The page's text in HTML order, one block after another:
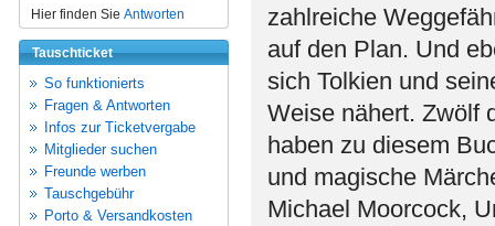
Hier finden Sie Antworten
Tauschticket
So funktionierts
Fragen & Antworten
Infos zur Ticketvergabe
Mitglieder suchen
Freunde werben
Tauschgebühr
Porto & Versandkosten
zahlreiche
auf den Plan. Und
sich Tolkien und
Weise nähert. Zwölf
haben zu diesem
und magische
Michael Moorcock,